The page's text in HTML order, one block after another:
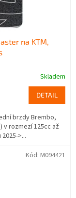
na KTM,
Skladem
DETAIL
brzdy Brembo,
v rozmezí 125cc až
>...
Kód: M094421